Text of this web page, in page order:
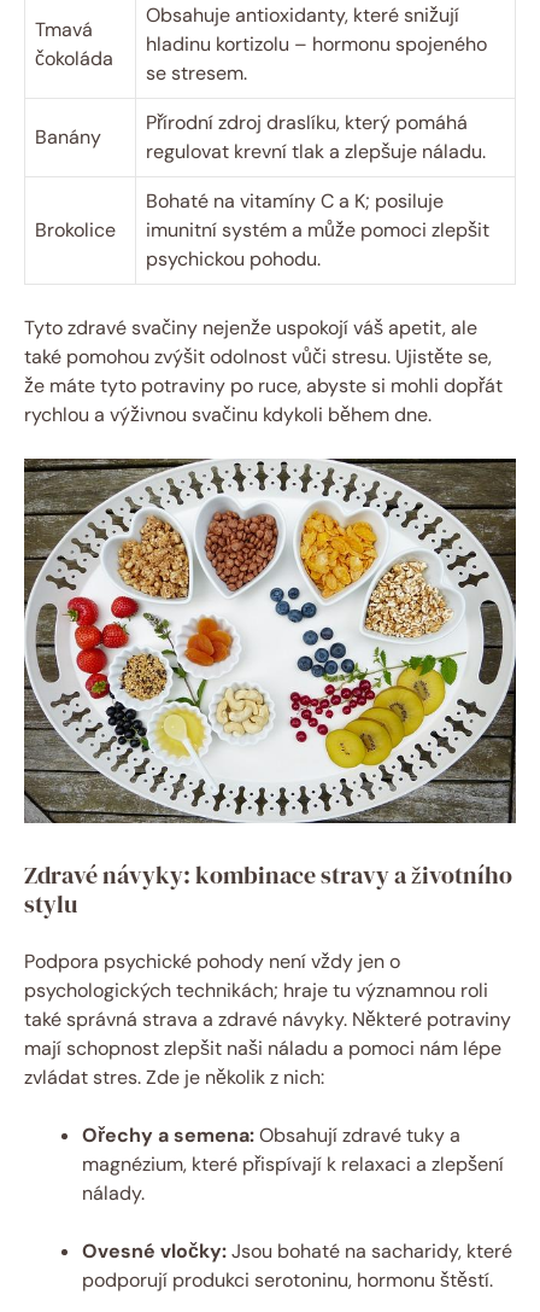
Tmavá
čokoláda
Obsahuje antioxidanty, které snižují
hladinu kortizolu – hormonu spojeného
se stresem.
Banány
Přírodní zdroj draslíku, který pomáhá
regulovat krevní tlak a zlepšuje náladu.
Brokolice
Bohaté na vitamíny C a K; posiluje
imunitní systém a může pomoci zlepšit
psychickou pohodu.
Tyto zdravé svačiny nejenže uspokojí váš apetit, ale
také pomohou zvýšit odolnost vůči stresu. Ujistěte se,
že máte tyto potraviny po ruce, abyste si mohli dopřát
rychlou a výživnou svačinu kdykoli během dne.
Zdravé návyky: kombinace stravy a životního
stylu
Podpora psychické pohody není vždy jen o
psychologických technikách; hraje tu významnou roli
také správná strava a zdravé návyky. Některé potraviny
mají schopnost zlepšit naši náladu a pomoci nám lépe
zvládat stres. Zde je několik z nich:
Ořechy a semena:Obsahují zdravé tuky a
magnézium, které přispívají k relaxaci a zlepšení
nálady.
Ovesné vločky:Jsou bohaté na sacharidy, které
podporují produkci serotoninu, hormonu štěstí.